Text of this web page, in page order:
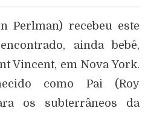
Perlman) recebeu este
ainda bebê,
Vincent, em Nova York.
como Pai (Roy
os subterrâneos da